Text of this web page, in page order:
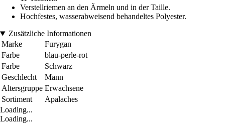
Verstellriemen an den Ärmeln und in der Taille.
Hochfestes, wasserabweisend behandeltes Polyester.
Zusätzliche Informationen
Marke
Furygan
Farbe
blau-perle-rot
Farbe
Schwarz
Geschlecht
Mann
Altersgruppe Erwachsene
Sortiment
Apalaches
Loading...
Loading...